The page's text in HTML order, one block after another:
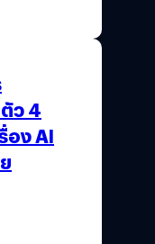
ว 4
อง AI